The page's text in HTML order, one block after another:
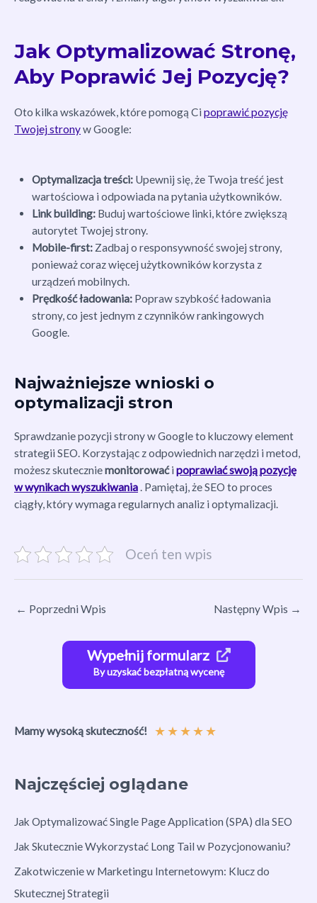
Jak Optymalizować Stronę,
Aby Poprawić Jej Pozycję?
Oto kilka wskazówek, które pomogą Ci poprawić pozycję
Twojej stronyw Google:
Optymalizacja treści: Upewnij się, że Twoja treść jest
wartościowa i odpowiada na pytania użytkowników.
Link building: Buduj wartościowe linki, które zwiększą
autorytet Twojej strony.
Mobile-first: Zadbaj o responsywność swojej strony,
ponieważ coraz więcej użytkowników korzysta z
urządzeń mobilnych.
Prędkość ładowania: Popraw szybkość ładowania
strony, co jest jednym z czynników rankingowych
Google.
Najważniejsze wnioski o
optymalizacji stron
Sprawdzanie pozycji strony w Google to kluczowy element
strategii SEO. Korzystając z odpowiednich narzędzi i metod,
możesz skuteczniemonitorowaći poprawiać swoją pozycję
w wynikach wyszukiwania. Pamiętaj, że SEO to proces
ciągły, który wymaga regularnych analiz i optymalizacji.
Oceń ten wpis
← Poprzedni Wpis Następny Wpis →
Wypełnij formularz
By uzyskać bezpłatną wycenę
Mamy wysoką skuteczność! ★★★★★
Najczęściej oglądane
Jak Optymalizować Single Page Application (SPA) dla SEO
Jak Skutecznie Wykorzystać Long Tail w Pozycjonowaniu?
Zakotwiczenie w Marketingu Internetowym: Klucz do
Skutecznej Strategii